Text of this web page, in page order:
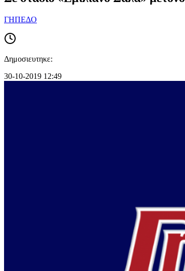
ΓΗΠΕΔΟ
Δημοσιευτηκε:
30-10-2019 12:49